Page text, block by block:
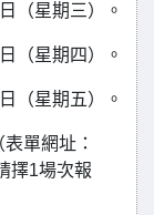
（星期三）。
（星期四）。
（星期五）。
單網址：
擇1場次報